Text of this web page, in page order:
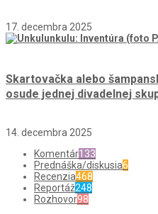
17. decembra 2025
Skartovačka alebo
osude jednej divadelnej
14. decembra 2025
Komentár133
Prednáška/diskusia6
Recenzia468
Reportáž248
Rozhovor98